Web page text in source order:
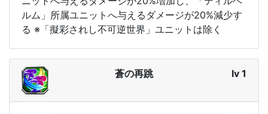
ルム」所属ユニットへ与えるダメージが20%減少す
る ※「擬彩されし不可逆世界」ユニットは除く
蒼の再跳 lv 1